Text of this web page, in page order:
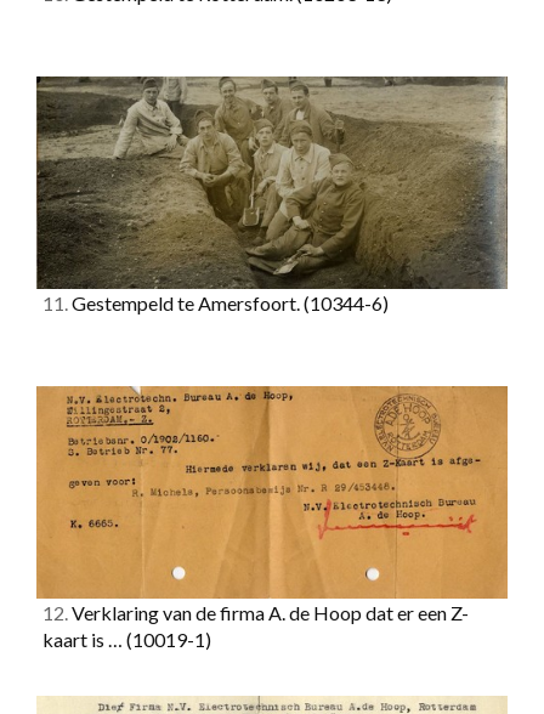
11.Gestempeld te Amersfoort.(10344-6)
12.Verklaring van de firma A. de Hoop dat er een Z-
kaart is … (10019-1)